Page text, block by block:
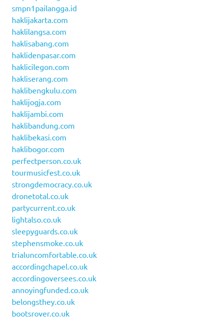
smpn1pailangga.id
haklijakarta.com
haklilangsa.com
haklisabang.com
haklidenpasar.com
haklicilegon.com
hakliserang.com
haklibengkulu.com
haklijogja.com
haklijambi.com
haklibandung.com
haklibekasi.com
haklibogor.com
perfectperson.co.uk
tourmusicfest.co.uk
strongdemocracy.co.uk
dronetotal.co.uk
partycurrent.co.uk
lightalso.co.uk
sleepyguards.co.uk
stephensmoke.co.uk
trialuncomfortable.co.uk
accordingchapel.co.uk
accordingoversees.co.uk
annoyingfunded.co.uk
belongsthey.co.uk
bootsrover.co.uk